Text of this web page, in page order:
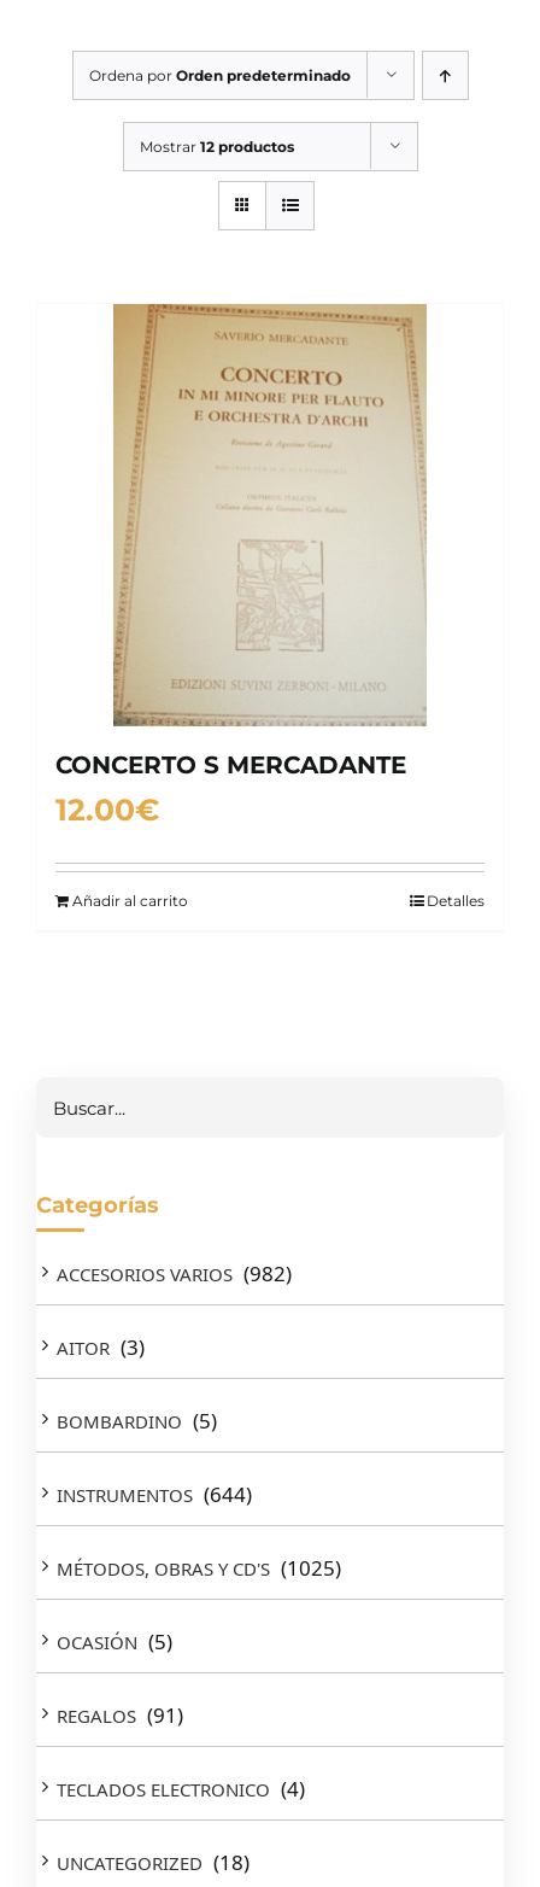
SERVICIOS TALLER
OCASIÓN
Ordena por Orden predeterminado
Mostrar 12 productos
CONCERTO S MERCADANTE
12.00€
Añadir al carrito Detalles
Categorías
ACCESORIOS VARIOS (982)
AITOR (3)
BOMBARDINO (5)
INSTRUMENTOS (644)
MÉTODOS, OBRAS Y CD'S (1025)
OCASIÓN (5)
REGALOS (91)
TECLADOS ELECTRONICO (4)
UNCATEGORIZED (18)